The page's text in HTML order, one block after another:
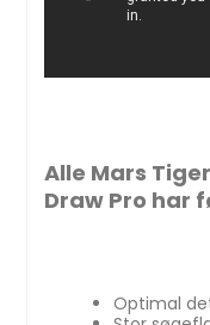
Alle Mars Tiger
Draw Pro har
Optimal